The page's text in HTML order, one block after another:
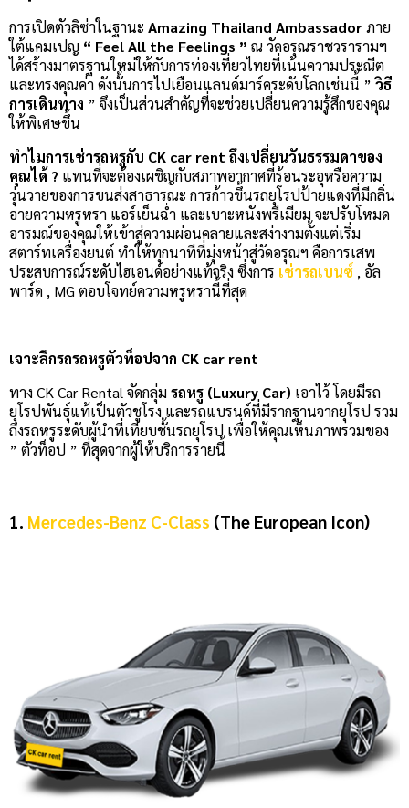
การเปิดตัวลิซ่าในฐานะ Amazing Thailand Ambassadorภาย
ใต้แคมเปญ “ Feel All the Feelings ” ณ วัดอรุณราชวรารามฯ
ได้สร้างมาตรฐานใหม่ให้กับการท่องเที่ยวไทยที่เน้นความประณีต
และทรงคุณค่า ดังนั้นการไปเยือนแลนด์มาร์คระดับโลกเช่นนี้ ”วิธี
การเดินทาง ” จึงเป็นส่วนสำคัญที่จะช่วยเปลี่ยนความรู้สึกของคุณ
ให้พิเศษขึ้น
ทำไมการเช่ารถหรูกับ CK car rent ถึงเปลี่ยนวันธรรมดาของ
คุณได้ ? แทนที่จะต้องเผชิญกับสภาพอากาศที่ร้อนระอุหรือความ
วุ่นวายของการขนส่งสาธารณะ การก้าวขึ้นรถยุโรปป้ายแดงที่มีกลิ่น
อายความหรูหรา แอร์เย็นฉ่ำ และเบาะหนังพรีเมียม จะปรับโหมด
อารมณ์ของคุณให้เข้าสู่ความผ่อนคลายและสง่างามตั้งแต่เริ่ม
สตาร์ทเครื่องยนต์ ทำให้ทุกนาทีที่มุ่งหน้าสู่วัดอรุณฯ คือการเสพ
ประสบการณ์ระดับไฮเอนด์อย่างแท้จริง ซึ่งการ เช่ารถเบนซ์ , อัล
พาร์ด , MG ตอบโจทย์ความหรูหรานี้ที่สุด
เจาะลึกรถรถหรูตัวท็อปจาก CK car rent
ทาง CK Car Rental จัดกลุ่ม รถหรู (Luxury Car) เอาไว้ โดยมีรถ
ยุโรปพันธุ์แท้เป็นตัวชูโรง และรถแบรนด์ที่มีรากฐานจากยุโรป รวม
ถึงรถหรูระดับผู้นำที่เทียบชั้นรถยุโรป เพื่อให้คุณเห็นภาพรวมของ
” ตัวท็อป ” ที่สุดจากผู้ให้บริการรายนี้
1. Mercedes-Benz C-Class (The European Icon)